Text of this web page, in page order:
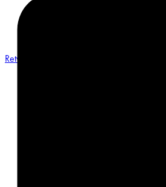
Retweet on Twitter 2068548487491551658